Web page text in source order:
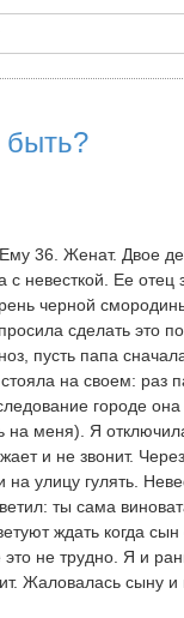
быть?
36. Женат. Двое
невесткой. Ее отец
черной
сделать это
пусть папа
на своем: раз
городе
на меня). Я
и не звонит.
на улицу гулять.
ты сама
ждать когда сын
не трудно. Я и
Жаловалась сыну и